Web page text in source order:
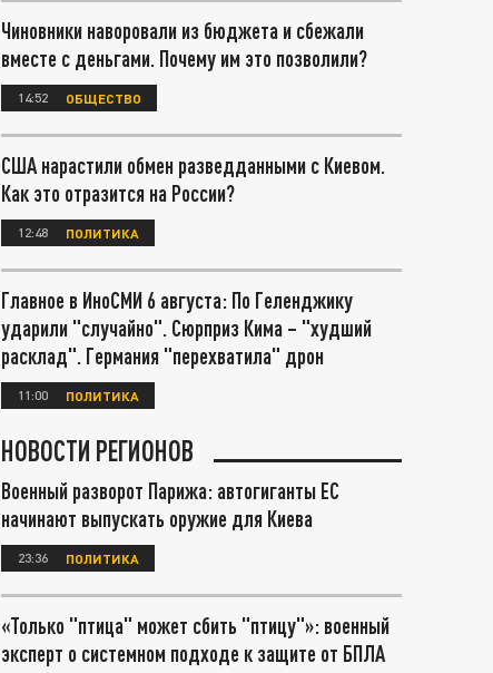
Чиновники наворовали из бюджета и сбежали
вместе с деньгами. Почему им это позволили?
14:52 ОБЩЕСТВО
США нарастили обмен разведданными с Киевом.
Как это отразится на России?
12:48 ПОЛИТИКА
Главное в ИноСМИ 6 августа: По Геленджику
ударили "случайно". Сюрприз Кима – "худший
расклад". Германия "перехватила" дрон
11:00 ПОЛИТИКА
НОВОСТИ РЕГИОНОВ
Военный разворот Парижа: автогиганты ЕС
начинают выпускать оружие для Киева
23:36 ПОЛИТИКА
«Только "птица" может сбить "птицу"»: военный
эксперт о системном подходе к защите от БПЛА